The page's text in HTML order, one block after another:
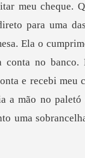
meu cheque.
para uma
Ela o
conta no